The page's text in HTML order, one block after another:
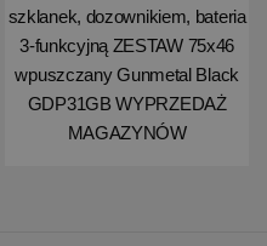
szklanek, dozownikiem, bateria
3-funkcyjną ZESTAW 75x46
wpuszczany Gunmetal Black
GDP31GB WYPRZEDAŻ
MAGAZYNÓW